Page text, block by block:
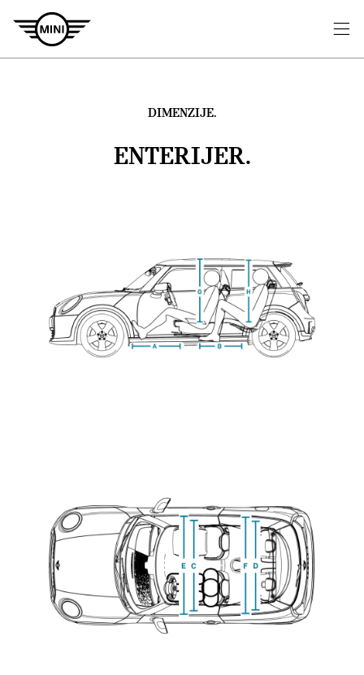
DIMENZIJE.
ENTERIJER.